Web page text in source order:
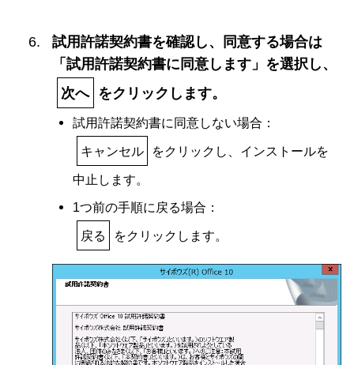
試用許諾契約書を確認し、同意する場合は
「試用許諾契約書に同意します」を選択し、
次へ をクリックします。
試用許諾契約書に同意しない場合：
キャンセル をクリックし、インストールを
中止します。
1つ前の手順に戻る場合：
戻る をクリックします。